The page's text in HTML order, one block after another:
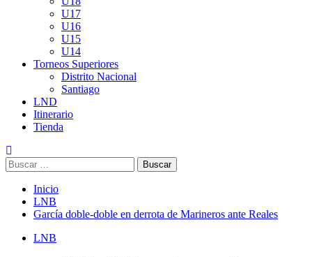
U17
U16
U15
U14
Torneos Superiores
Distrito Nacional
Santiago
LND
Itinerario
Tienda
Buscar:
Inicio
LNB
García doble-doble en derrota de Marineros ante Reales
LNB